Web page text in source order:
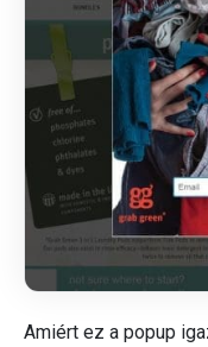
Amiért ez a popup